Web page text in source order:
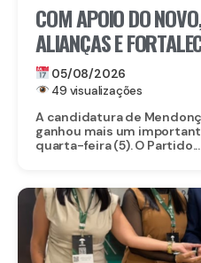
COM APOIO DO
ALIANÇAS E
SENADO EM
05/08/2026
49 visualizações
A candidatura de
ganhou mais um
quarta-feira (5). O Partido...